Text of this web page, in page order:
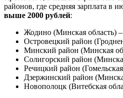
районов, где средняя зарплата в
выше 2000 рублей:
Жодино (Минская область)
Островецкий район
Минский район (Минская
Солигорский район
Речицкий район
Дзержинский район
Новополоцк (Витебская